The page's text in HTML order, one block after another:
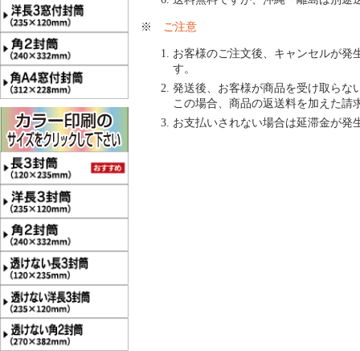
※ ご注意
お客様のご注文後、キャンセルが発
す。
発送後、お客様が商品を受け取らな
この場合、商品の返送料を加えた請
お支払いされない場合は延滞金が発